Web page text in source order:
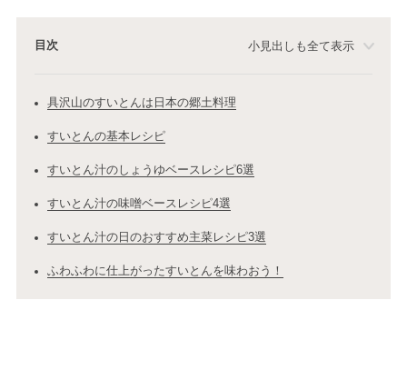
目次 小見出しも全て表示
具沢山のすいとんは日本の郷土料理
すいとんの基本レシピ
すいとん汁のしょうゆベースレシピ6選
すいとん汁の味噌ベースレシピ4選
すいとん汁の日のおすすめ主菜レシピ3選
ふわふわに仕上がったすいとんを味わおう！